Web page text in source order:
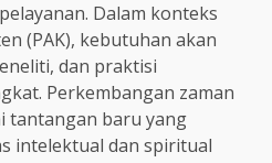
Dalam konteks
(PAK), kebutuhan akan
dan praktisi
Perkembangan zaman
tantangan baru yang
intelektual dan spiritual